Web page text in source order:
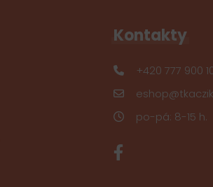
Kontakty
+420 777 900
po-pá: 8-15 h.